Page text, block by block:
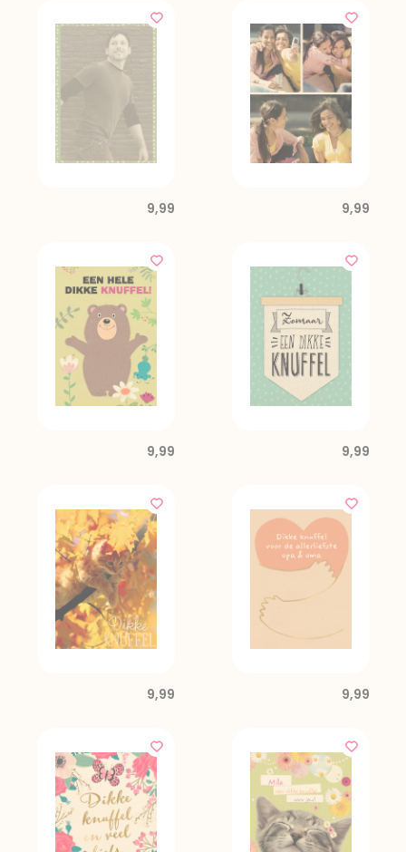
9,99 9,99
9,99 9,99
9,99 9,99